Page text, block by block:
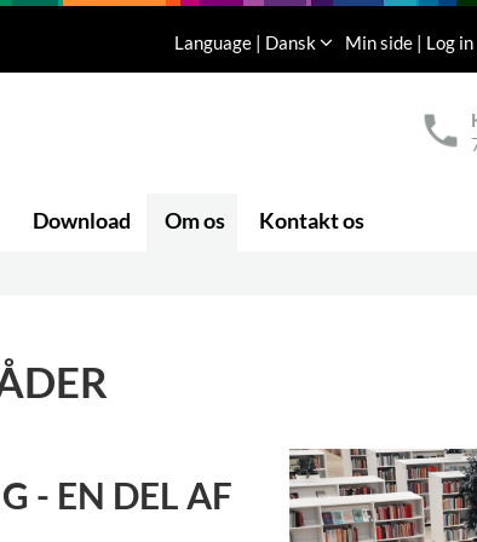
Language | Dansk Min side | Log in
Download Om os Kontakt os
- EN DEL AF